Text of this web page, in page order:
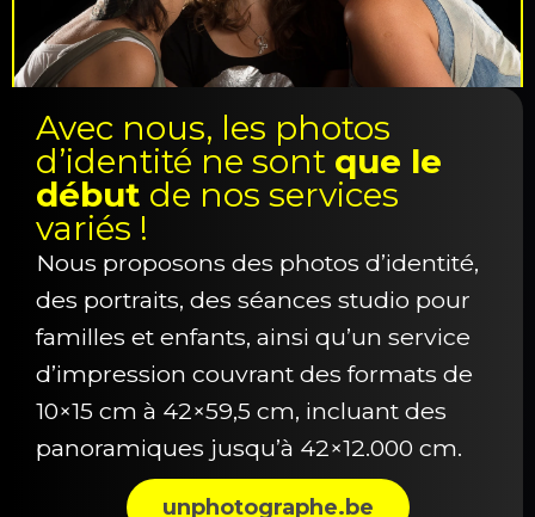
Avec nous, les photos
d’identité ne sont que le
début de nos services
variés !
Nous proposons des photos d’identité,
des portraits, des séances studio pour
familles et enfants, ainsi qu’un service
d’impression couvrant des formats de
10×15 cm à 42×59,5 cm, incluant des
panoramiques jusqu’à 42×12.000 cm.
unphotographe.be